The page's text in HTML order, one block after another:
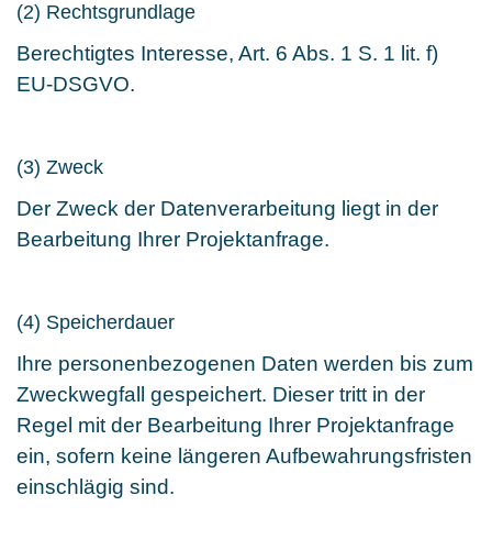
(2) Rechtsgrundlage
Berechtigtes Interesse, Art. 6 Abs. 1 S. 1 lit. f)
EU-DSGVO.
(3) Zweck
Der Zweck der Datenverarbeitung liegt in der
Bearbeitung Ihrer Projektanfrage.
(4) Speicherdauer
Ihre personenbezogenen Daten werden bis zum
Zweckwegfall gespeichert. Dieser tritt in der
Regel mit der Bearbeitung Ihrer Projektanfrage
ein, sofern keine längeren Aufbewahrungsfristen
einschlägig sind.